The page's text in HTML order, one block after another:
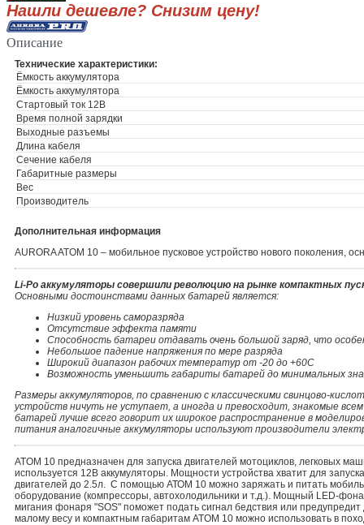
Нашли дешевле? Снизим цену!
Описание
Технические характеристики:
Ёмкость аккумулятора
Ёмкость аккумулятора
Стартовый ток 12В
Время полной зарядки
Выходные разъемы
Длина кабеля
Сечение кабеля
Габаритные размеры
Вес
Производитель
Дополнительная информация
AURORA ATOM 10 – мобильное пусковое устройство нового
Li-Po аккумуляторы совершили революцию на рынке компактных
Основными достоинствами данных батарей является:
Низкий уровень саморазряда
Отсутствие эффекта памяти
Способность батареи отдавать очень большой заряд, что
Небольшое падение напряжения по мере разряда
Широкий диапазон рабочих температур от -20 до +60С
Возможность уменьшить габариты батарей до минимальных
Размеры аккумуляторов, по сравнению с классическими свинцово-
устройств ничуть не уступает, а иногда и превосходит, знакомые
батарей лучше всего говорит их широкое распространение в
питания аналогичные аккумуляторы используют производители
ATOM 10 предназначен для запуска двигателей мотоциклов, легковых
используется 12В аккумуляторы. Мощности устройства хватит для
двигателей до 2.5л. С помощью АТОМ 10 можно заряжать и питать
оборудование (компрессоры, автохолодильники и т.д.). Мощный LED-
мигания фонаря "SOS" поможет подать сигнал бедствия или
малому весу и компактным габаритам ATOM 10 можно использовать в